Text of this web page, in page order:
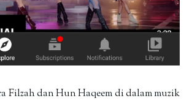
Filzah dan Hun Haqeem di dalam muzik